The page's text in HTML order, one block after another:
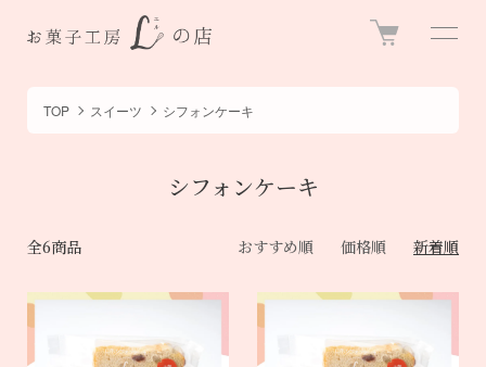
TOP スイーツ シフォンケーキ
シフォンケーキ
全6商品 おすすめ順 価格順 新着順